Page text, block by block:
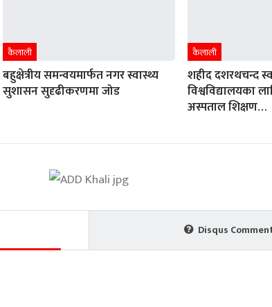
कैलाली
बहुक्षेत्रीय समन्वयमार्फत नगर स्वास्थ्य
सुशासन सुदृढीकरणमा जोड
कैलाली
शहीद दशरथचन्द
विश्वविद्यालयका
अस्पताल शिक्षण…
Disqus